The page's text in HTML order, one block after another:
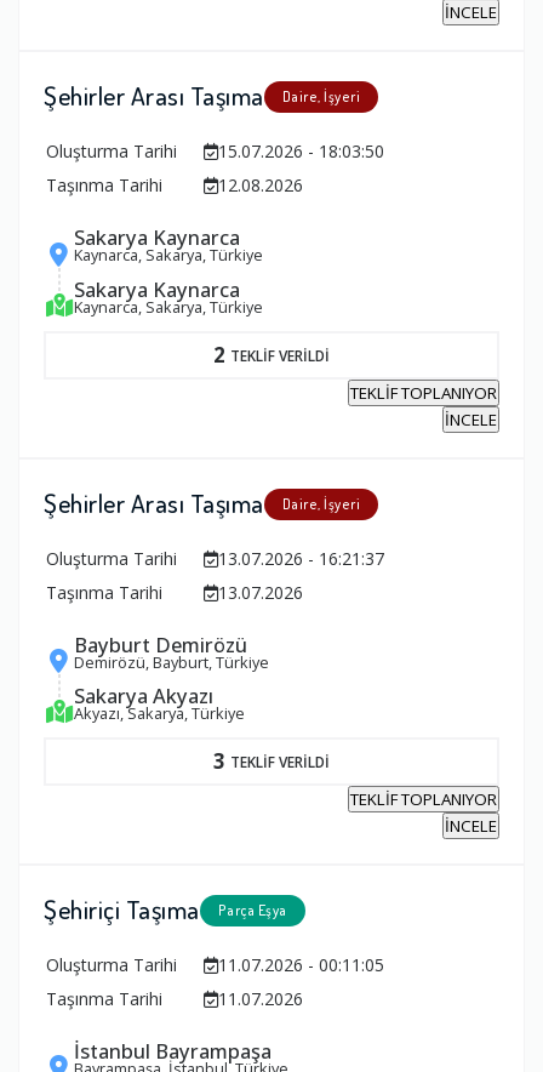
İNCELE
Şehirler Arası Taşıma Daire, İşyeri
Oluşturma Tarihi
15.07.2026 - 18:03:50
Taşınma Tarihi
12.08.2026
Sakarya Kaynarca
Kaynarca, Sakarya, Türkiye
Sakarya Kaynarca
Kaynarca, Sakarya, Türkiye
2 TEKLİF VERİLDİ
TEKLİF TOPLANIYOR
İNCELE
Şehirler Arası Taşıma Daire, İşyeri
Oluşturma Tarihi
13.07.2026 - 16:21:37
Taşınma Tarihi
13.07.2026
Bayburt Demirözü
Demirözü, Bayburt, Türkiye
Sakarya Akyazı
Akyazı, Sakarya, Türkiye
3 TEKLİF VERİLDİ
TEKLİF TOPLANIYOR
İNCELE
Şehiriçi Taşıma Parça Eşya
Oluşturma Tarihi
11.07.2026 - 00:11:05
Taşınma Tarihi
11.07.2026
İstanbul Bayrampaşa